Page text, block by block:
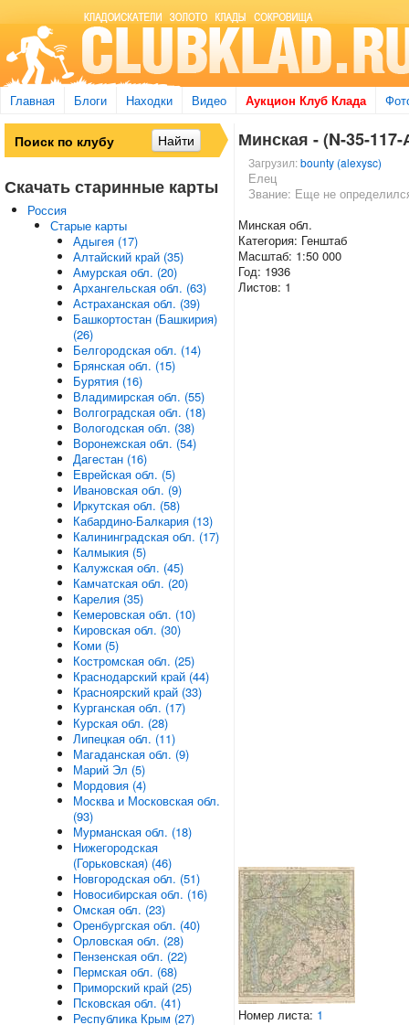
Главная Блоги Находки Видео Аукцион Клуб Клада
Минская - (N-35-
Загрузил:bounty (alexysc)
Елец
Звание: Еще не
Минская обл.
Категория: Генштаб
Масштаб: 1:50 000
Год: 1936
Листов: 1
Номер листа: 1
Скачать старинные карты
Россия
Старые карты
Адыгея (17)
Алтайский край (35)
Амурская обл. (20)
Архангельская обл. (63)
Астраханская обл. (39)
Башкортостан (Башкирия)
(26)
Белгородская обл. (14)
Брянская обл. (15)
Бурятия (16)
Владимирская обл. (55)
Волгоградская обл. (18)
Вологодская обл. (38)
Воронежская обл. (54)
Дагестан (16)
Еврейская обл. (5)
Ивановская обл. (9)
Иркутская обл. (58)
Кабардино-Балкария (13)
Калининградская обл. (17)
Калмыкия (5)
Калужская обл. (45)
Камчатская обл. (20)
Карелия (35)
Кемеровская обл. (10)
Кировская обл. (30)
Коми (5)
Костромская обл. (25)
Краснодарский край (44)
Красноярский край (33)
Курганская обл. (17)
Курская обл. (28)
Липецкая обл. (11)
Магаданская обл. (9)
Марий Эл (5)
Мордовия (4)
Москва и Московская обл.
(93)
Мурманская обл. (18)
Нижегородская
(Горьковская) (46)
Новгородская обл. (51)
Новосибирская обл. (16)
Омская обл. (23)
Оренбургская обл. (40)
Орловская обл. (28)
Пензенская обл. (22)
Пермская обл. (68)
Приморский край (25)
Псковская обл. (41)
Республика Крым (27)